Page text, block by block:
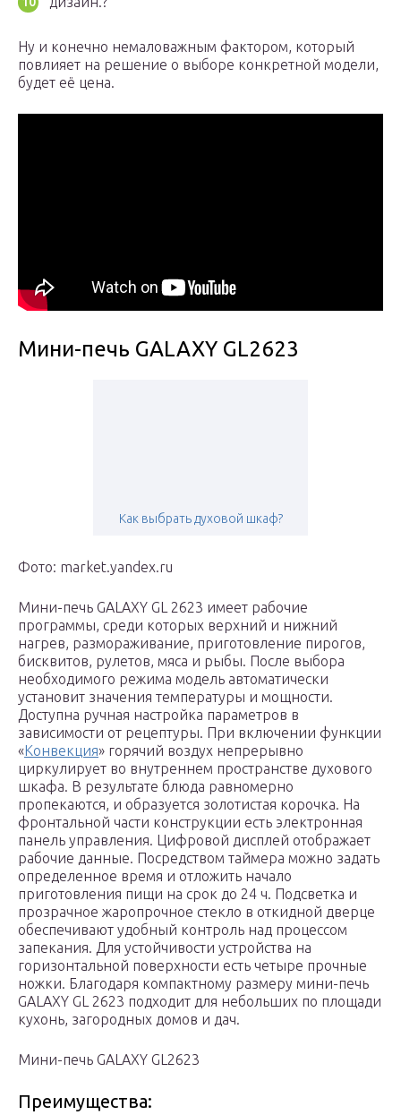
Ну и конечно немаловажным фактором, который
повлияет на решение о выборе конкретной модели,
будет её цена.
Мини-печь GALAXY GL2623
Как выбрать духовой шкаф?
Фото: market.yandex.ru
Мини-печь GALAXY GL 2623 имеет рабочие
программы, среди которых верхний и нижний
нагрев, размораживание, приготовление пирогов,
бисквитов, рулетов, мяса и рыбы. После выбора
необходимого режима модель автоматически
установит значения температуры и мощности.
Доступна ручная настройка параметров в
зависимости от рецептуры. При включении функции
«Конвекция» горячий воздух непрерывно
циркулирует во внутреннем пространстве духового
шкафа. В результате блюда равномерно
пропекаются, и образуется золотистая корочка. На
фронтальной части конструкции есть электронная
панель управления. Цифровой дисплей отображает
рабочие данные. Посредством таймера можно задать
определенное время и отложить начало
приготовления пищи на срок до 24 ч. Подсветка и
прозрачное жаропрочное стекло в откидной дверце
обеспечивают удобный контроль над процессом
запекания. Для устойчивости устройства на
горизонтальной поверхности есть четыре прочные
ножки. Благодаря компактному размеру мини-печь
GALAXY GL 2623 подходит для небольших по площади
кухонь, загородных домов и дач.
Мини-печь GALAXY GL2623
Преимущества: